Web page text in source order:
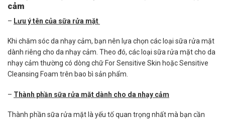
cảm
– Lưu ý tên của sữa rửa mặt
Khi chăm sóc da nhạy cảm, bạn nên lựa chọn các loại sữa rửa mặt
dành riêng cho da nhạy cảm. Theo đó, các loại sữa rửa mặt cho da
nhạy cảm thường có dòng chữ For Sensitive Skin hoặc Sensitive
Cleansing Foam trên bao bì sản phẩm.
– Thành phần sữa rửa mặt dành cho da nhạy cảm
Thành phần sữa rửa mặt là yếu tố quan trọng nhất mà bạn cần